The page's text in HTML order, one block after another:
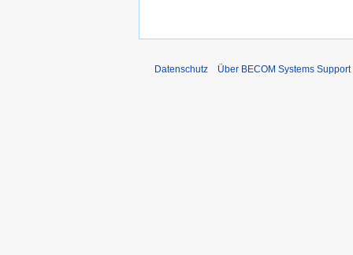
Datenschutz Über BECOM Systems Support